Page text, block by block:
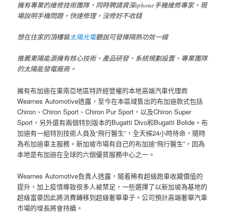
擁有專業的維修技術團隊，同時聘請資深iphone手機維修專家，現
場說明手機問題，快速修理，沒修好不收錢
想在住家的頂樓裝太陽光電聽說可發揮隔熱功效一線
推薦東陽能源擁有核心技術、產品研發、系統規劃設置、專業團隊
的太陽能發電廠商。
擁有布加迪在東南亞地區特許經營權的本地高端汽車代理商
Wearnes Automotive透露，至今在本區域售出的布加迪款式包括
Chiron、Chiron Sport、Chiron Pur Sport，以及Chiron Super
Sport，另外還有兩個特別版本的Bugatti Divo和Bugatti Bolide。布
加迪有一組特別技術人員及“飛行醫生”，全天候24小時待命，隨時
為布加迪車主服務。新加坡市場有自己的布加迪“飛行醫生”，因為
本地是布加迪在全球的六個優質服務中心之一。
Wearnes Automotive負責人透露，隨着稀有超級跑車收藏價值的
提升，加上疫情導致很多人被禁足，一些選擇了以新加坡為基地的
超級富豪因此將消費轉移到超級奢華車子。公司預計高端奢華汽車
市場的增長將會持續。